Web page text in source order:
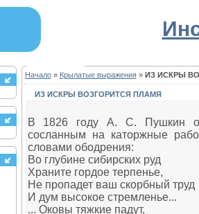
Начало» Крылатые выражения» ИЗ ИСКРЫ
ИЗ ИСКРЫ ВОЗГОРИТСЯ ПЛАМЯ
В 1826 году А. С. Пушкин
сосланным на каторжные
словами ободрения:
Во глубине сибирских руд
Храните гордое терпенье,
Не пропадет ваш скорбный труд
И дум высокое стремленье...
... Оковы тяжкие падут,